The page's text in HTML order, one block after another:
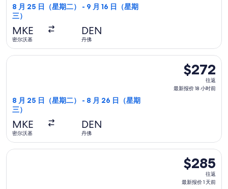
18
时
8 月 25 日（星期二） - 9 月 16 日（星期
三）
MKE
密尔沃基
DEN
丹佛
$272
往
返,
18
时
前
$272
往返
最新报价 18 小时前
8 月 25 日（星期二） - 8 月 26 日（星期
三）
MKE
密尔沃基
DEN
丹佛
选择边疆航空航班，8 月 25 日（星期二）从密尔沃基前往丹
$285
往
返,
$285
往返
最新报价 1 天前
选择边疆航空航班，10 月 19 日（星期一）从密尔沃基前往